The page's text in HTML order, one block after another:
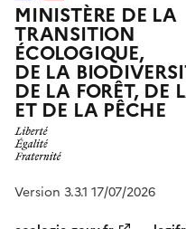
MINISTÈRE DE LA
TRANSITION
ÉCOLOGIQUE,
DE LA
DE LA FORÊT, DE
ET DE LA PÊCHE
Version 3.3.1 17/07/2026